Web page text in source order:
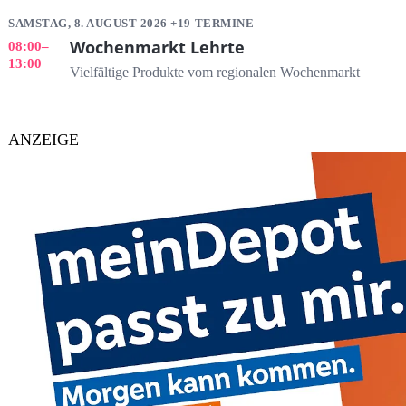
SAMSTAG, 8. AUGUST 2026 +19 TERMINE
08:00–
13:00
Wochenmarkt Lehrte
Vielfältige Produkte vom regionalen Wochenmarkt
ANZEIGE